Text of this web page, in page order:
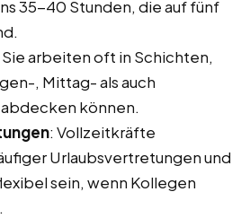
35-40 Stunden, die auf fünf
Sie arbeiten oft in Schichten,
, Mittag- als auch
können.
: Vollzeitkräfte
Urlaubsvertretungen und
sein, wenn Kollegen